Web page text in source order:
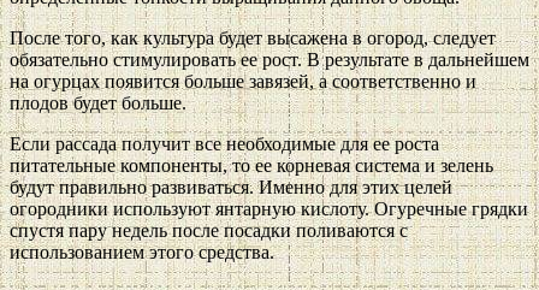
После того, как культура будет высажена в огород, следует
обязательно стимулировать ее рост. В результате в дальнейшем
на огурцах появится больше завязей, а соответственно и
плодов будет больше.
Если рассада получит все необходимые для ее роста
питательные компоненты, то ее корневая система и зелень
будут правильно развиваться. Именно для этих целей
огородники используют янтарную кислоту. Огуречные грядки
спустя пару недель после посадки поливаются с
использованием этого средства.